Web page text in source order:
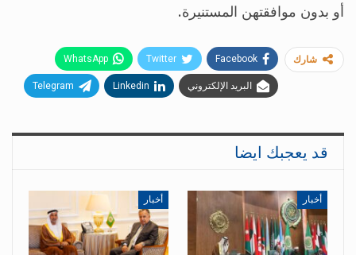
أو بدون موافقتهن المستنيرة.
شارك Facebook
Twitter
WhatsApp
البريد الإلكتروني Linkedin
Telegram
قد يعجبك ايضا
أخبار أخبار